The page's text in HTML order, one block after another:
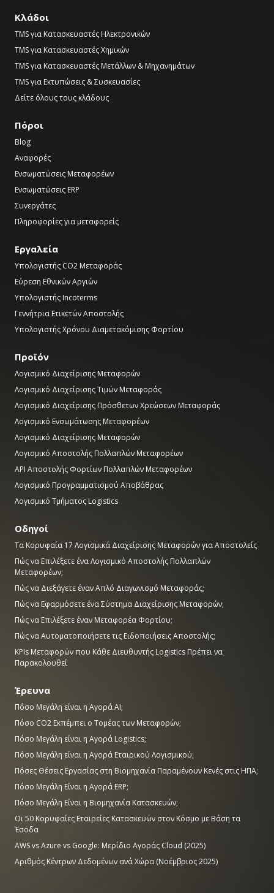
Κλάδοι
TMS για Κατασκευαστές Ηλεκτρονικών
TMS για Κατασκευαστές Χημικών
TMS για Κατασκευαστές Μετάλλων & Μηχανημάτων
TMS για Εκτυπώσεις & Συσκευασίες
Δείτε όλους τους κλάδους
Πόροι
Blog
Αναφορές
Ενσωματώσεις Μεταφορέων
Ενσωματώσεις ERP
Συνεργάτες
Πληροφορίες για μεταφορείς
Εργαλεία
Υπολογιστής CO2 Μεταφοράς
Εύρεση Εθνικών Αργιών
Υπολογιστής Incoterms
Γεννήτρια Ετικετών Αποστολής
Υπολογιστής Χρόνου Διαμετακόμισης Φορτίου
Προϊόν
Λογισμικό Διαχείρισης Μεταφορών
Λογισμικό Διαχείρισης Τιμών Μεταφοράς
Λογισμικό Διαχείρισης Πρόσθετων Χρεώσεων Μεταφοράς
Λογισμικό Ενσωμάτωσης Μεταφορέων
Λογισμικό Διαχείρισης Μεταφορών
Λογισμικό Αποστολής Πολλαπλών Μεταφορέων
API Αποστολής Φορτίων Πολλαπλών Μεταφορέων
Λογισμικό Προγραμματισμού Αποβάθρας
Λογισμικό Τμήματος Logistics
Οδηγοί
Τα Κορυφαία 17 Λογισμικά Διαχείρισης Μεταφορών για Αποστολείς
Πώς να Επιλέξετε ένα Λογισμικό Αποστολής Πολλαπλών
Μεταφορέων;
Πώς να Διεξάγετε έναν Απλό Διαγωνισμό Μεταφοράς;
Πώς να Εφαρμόσετε ένα Σύστημα Διαχείρισης Μεταφορών;
Πώς να Επιλέξετε έναν Μεταφορέα Φορτίου;
Πώς να Αυτοματοποιήσετε τις Ειδοποιήσεις Αποστολής;
KPIs Μεταφορών που Κάθε Διευθυντής Logistics Πρέπει να
Παρακολουθεί
Έρευνα
Πόσο Μεγάλη είναι η Αγορά AI;
Πόσο CO2 Εκπέμπει ο Τομέας των Μεταφορών;
Πόσο Μεγάλη είναι η Αγορά Logistics;
Πόσο Μεγάλη είναι η Αγορά Εταιρικού Λογισμικού;
Πόσες Θέσεις Εργασίας στη Βιομηχανία Παραμένουν Κενές στις ΗΠΑ;
Πόσο Μεγάλη Είναι η Αγορά ERP;
Πόσο Μεγάλη Είναι η Βιομηχανία Κατασκευών;
Οι 50 Κορυφαίες Εταιρείες Κατασκευών στον Κόσμο με Βάση τα
Έσοδα
AWS vs Azure vs Google: Μερίδιο Αγοράς Cloud (2025)
Αριθμός Κέντρων Δεδομένων ανά Χώρα (Νοέμβριος 2025)